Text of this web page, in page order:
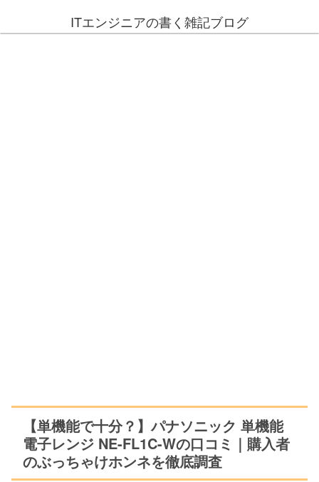
ITエンジニアの書く雑記ブログ
【単機能で十分？】パナソニック 単機能
電子レンジ NE-FL1C-Wの口コミ｜購入者
のぶっちゃけホンネを徹底調査